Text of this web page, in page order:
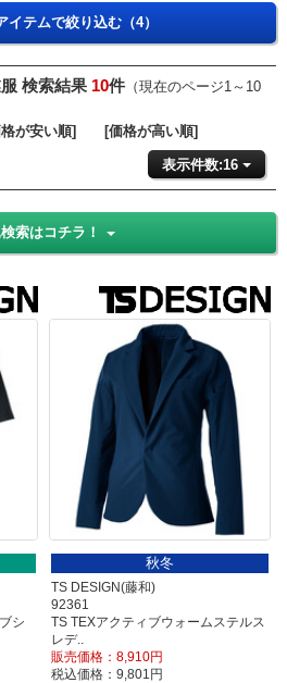
イテムで絞り込む（4）
検索結果 10件 （現在のページ1～10
が安い順] [価格が高い順]
表示件数:16
索はコチラ！
シ
秋冬
TS DESIGN(藤和)
92361
TS TEXアクティブウォームステルス
レデ..
販売価格：8,910円
税込価格：9,801円